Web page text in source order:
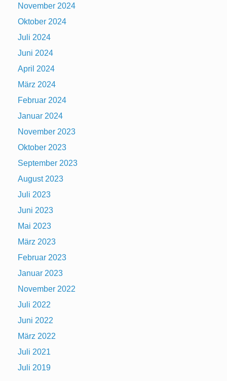
November 2024
Oktober 2024
Juli 2024
Juni 2024
April 2024
März 2024
Februar 2024
Januar 2024
November 2023
Oktober 2023
September 2023
August 2023
Juli 2023
Juni 2023
Mai 2023
März 2023
Februar 2023
Januar 2023
November 2022
Juli 2022
Juni 2022
März 2022
Juli 2021
Juli 2019